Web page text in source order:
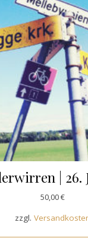
| 26.
50,00€
zzgl.